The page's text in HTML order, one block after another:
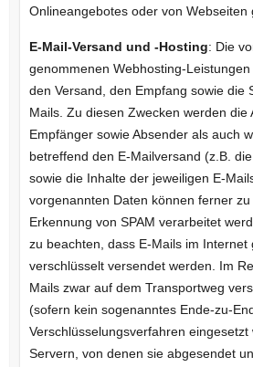
Onlineangebotes oder von Webseiten
E-Mail-Versand und -Hosting: Die
genommenen Webhosting-
den Versand, den Empfang sowie die
Mails. Zu diesen Zwecken werden die
Empfänger sowie Absender als auch
betreffend den E-Mailversand (z.B.
sowie die Inhalte der jeweiligen E-
vorgenannten Daten können ferner
Erkennung von SPAM verarbeitet
zu beachten, dass E-Mails im Internet
verschlüsselt versendet werden. Im
Mails zwar auf dem Transportweg
(sofern kein sogenanntes Ende-zu-
Verschlüsselungsverfahren
Servern, von denen sie abgesendet